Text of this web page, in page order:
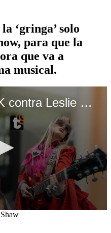
‘gringa’ solo
para que la
que va a
musical.
TROME - César BK contra Leslie Shaw